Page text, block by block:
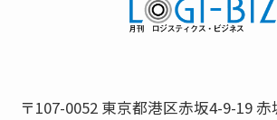
〒107-0052 東京都港区赤坂4-9-19